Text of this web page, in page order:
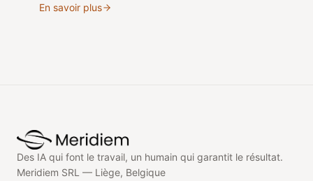
En savoir plus
Des IA qui font le travail, un humain qui garantit le résultat.
Meridiem SRL — Liège, Belgique